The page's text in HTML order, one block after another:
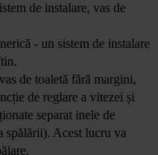
de instalare, vas de
- un sistem de instalare
de toaletă fără margini,
de reglare a vitezei și
separat inele de
spălării). Acest lucru va